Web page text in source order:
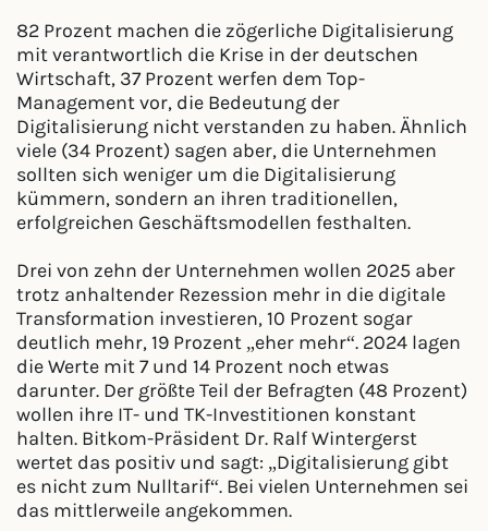
82 Prozent machen die zögerliche Digitalisierung
mit verantwortlich die Krise in der deutschen
Wirtschaft, 37 Prozent werfen dem Top-
Management vor, die Bedeutung der
Digitalisierung nicht verstanden zu haben. Ähnlich
viele (34 Prozent) sagen aber, die Unternehmen
sollten sich weniger um die Digitalisierung
kümmern, sondern an ihren traditionellen,
erfolgreichen Geschäftsmodellen festhalten.
Drei von zehn der Unternehmen wollen 2025 aber
trotz anhaltender Rezession mehr in die digitale
Transformation investieren, 10 Prozent sogar
deutlich mehr, 19 Prozent „eher mehr“. 2024 lagen
die Werte mit 7 und 14 Prozent noch etwas
darunter. Der größte Teil der Befragten (48 Prozent)
wollen ihre IT- und TK-Investitionen konstant
halten. Bitkom-Präsident Dr. Ralf Wintergerst
wertet das positiv und sagt: „Digitalisierung gibt
es nicht zum Nulltarif“. Bei vielen Unternehmen sei
das mittlerweile angekommen.